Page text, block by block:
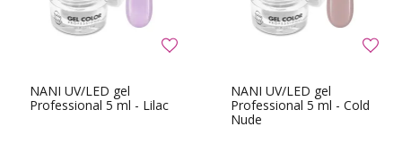
NANI UV/LED gel
Professional 5 ml - Lilac
NANI UV/LED gel
Professional 5 ml - Cold
Nude